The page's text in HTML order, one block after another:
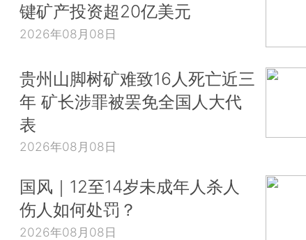
键矿产投资超20亿美元
2026年08月08日
贵州山脚树矿难致16人死亡近三
年 矿长涉罪被罢免全国人大代
表
2026年08月08日
国风｜12至14岁未成年人杀人
伤人如何处罚？
2026年08月08日